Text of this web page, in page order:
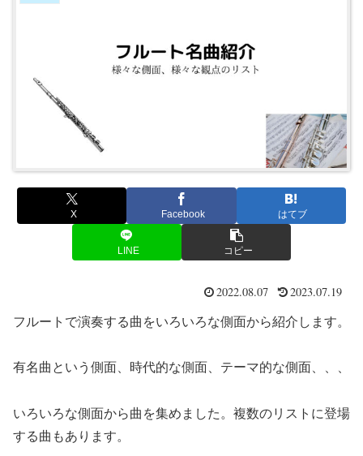
X Facebook はてブ
LINE コピー
2022.08.07 2023.07.19
フルートで演奏する曲をいろいろな側面から紹介します。
有名曲という側面、時代的な側面、テーマ的な側面、、、
いろいろな側面から曲を集めました。複数のリストに登場
する曲もあります。